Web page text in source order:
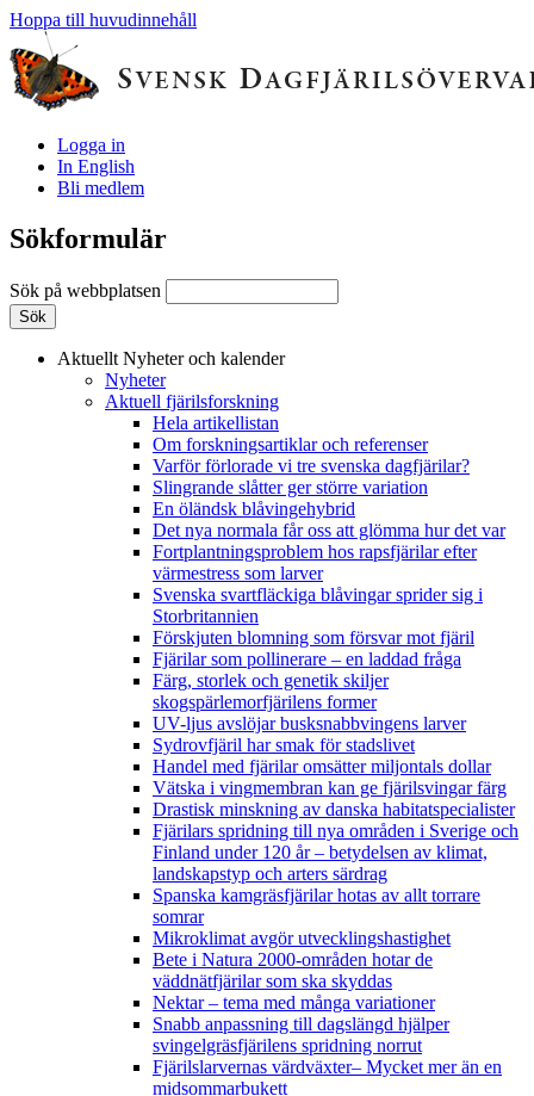
Hoppa till huvudinnehåll
Logga in
In English
Bli medlem
Sökformulär
Sök på webbplatsen
Aktuellt Nyheter och kalender
Nyheter
Aktuell fjärilsforskning
Hela artikellistan
Om forskningsartiklar och referenser
Varför förlorade vi tre svenska dagfjärilar?
Slingrande slåtter ger större variation
En öländsk blåvingehybrid
Det nya normala får oss att glömma hur det var
Fortplantningsproblem hos rapsfjärilar efter
värmestress som larver
Svenska svartfläckiga blåvingar sprider sig i
Storbritannien
Förskjuten blomning som försvar mot fjäril
Fjärilar som pollinerare – en laddad fråga
Färg, storlek och genetik skiljer
skogspärlemorfjärilens former
UV-ljus avslöjar busksnabbvingens larver
Sydrovfjäril har smak för stadslivet
Handel med fjärilar omsätter miljontals dollar
Vätska i vingmembran kan ge fjärilsvingar färg
Drastisk minskning av danska habitatspecialister
Fjärilars spridning till nya områden i Sverige och
Finland under 120 år– betydelsen av klimat,
landskapstyp och arters särdrag
Spanska kamgräsfjärilar hotas av allt torrare
somrar
Mikroklimat avgör utvecklingshastighet
Bete i Natura 2000-områden hotar de
väddnätfjärilar som ska skyddas
Nektar – tema med många variationer
Snabb anpassning till dagslängd hjälper
svingelgräsfjärilens spridning norrut
Fjärilslarvernas värdväxter– Mycket mer än en
midsommarbukett